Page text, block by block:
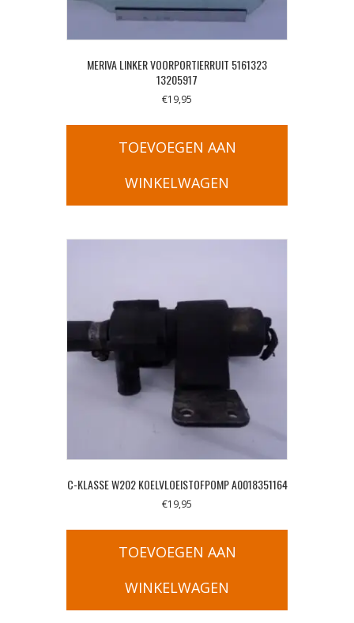
MERIVA LINKER VOORPORTIERRUIT 5161323
13205917
€19,95
TOEVOEGEN AAN
WINKELWAGEN
C-KLASSE W202 KOELVLOEISTOFPOMP A0018351164
€19,95
TOEVOEGEN AAN
WINKELWAGEN